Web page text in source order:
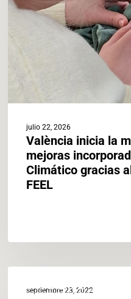
las
incorporadas
Acuerdo
Climático
al
europeo
julio 22, 2026
València inicia la
mejoras
Climático gracias
FEEL
ACTUALIDAD
Localseptiembre 23, 2022